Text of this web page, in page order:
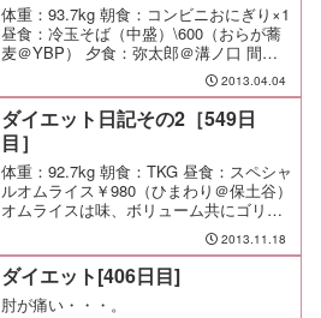
体重：93.7kg 朝食：コンビニおにぎり×1
昼食：冷玉そば（中盛）\600（おらが蕎
麦＠YBP） 夕食：弥太郎＠溝ノ口 間
食： 運動：なし メモ：今日は海苔弁いつ
もは海苔を載せてすぐに包丁で切れ目を
入れるんだけど、今日は醤油を振って時
間...
2013.04.04
ダイエット日記その2［549日
目］
体重：92.7kg 朝食：TKG 昼食：スペシャ
ルオムライス￥980（ひまわり＠保土谷）
オムライスは味、ボリューム共にゴリア
テに軍配。 でも素直な優しい味で美味
しいんだよ。今日はデミグラじゃなくて
カレーソースにしてもらった。旨い。 夕
食： ...
2013.11.18
ダイエット[406日目]
肘が痛い・・・。